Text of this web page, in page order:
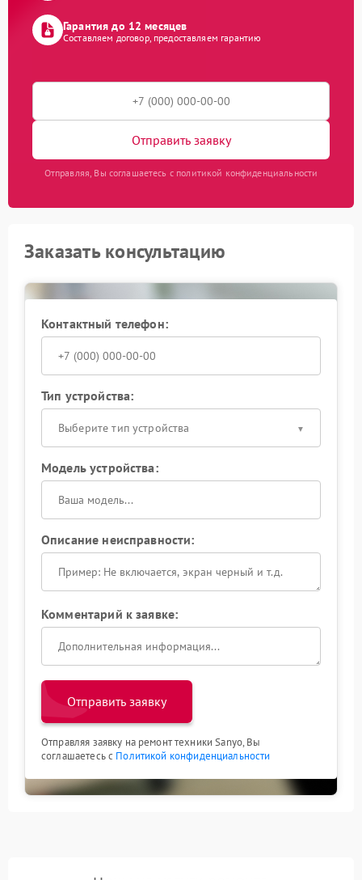
Гарантия до 12 месяцев
Составляем договор, предоставляем гарантию
Отправить заявку
Отправляя, Вы соглашаетесь с политикой конфиденциальности
Заказать консультацию
Контактный телефон:
Тип устройства:
Выберите тип устройства
Модель устройства:
Описание неисправности:
Комментарий к заявке:
Отправить заявку
Отправляя заявку на ремонт техники Sanyo, Вы
соглашаетесь с Политикой конфиденциальности